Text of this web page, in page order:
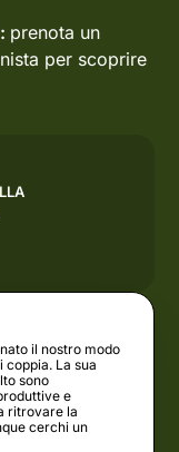
prenota un
per scoprire
il nostro modo
La sua
sono
e
ritrovare la
cerchi un